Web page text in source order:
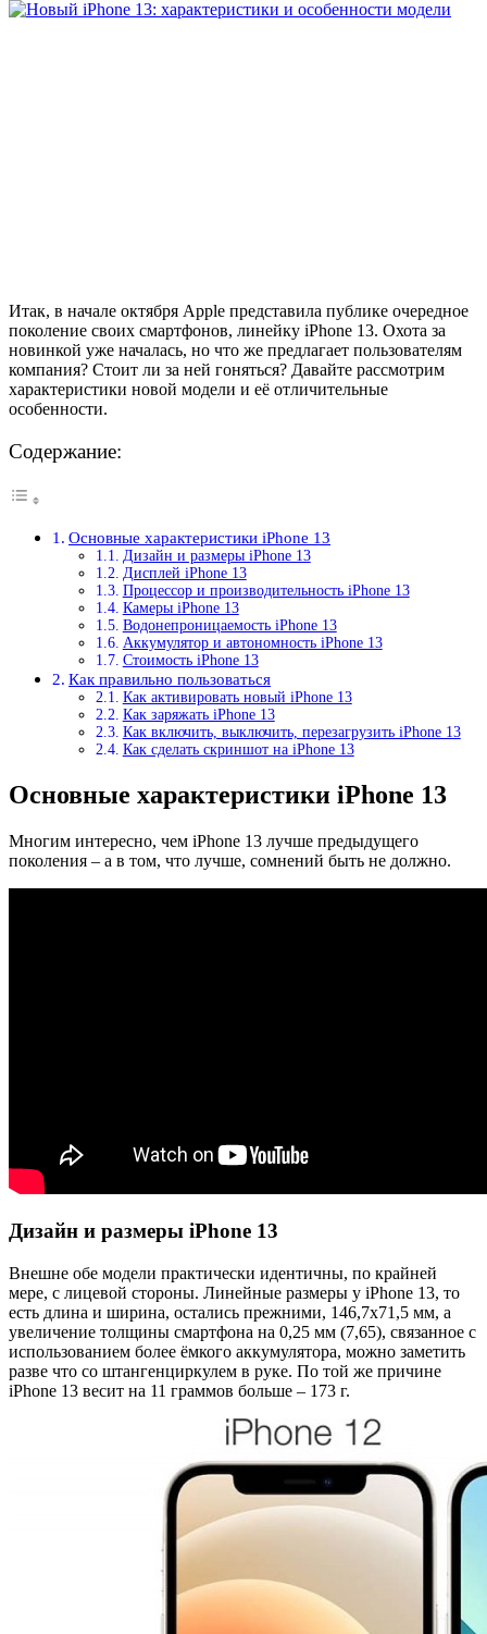
Итак, в начале октября Apple представила публике очередное
поколение своих смартфонов, линейку iPhone 13. Охота за
новинкой уже началась, но что же предлагает пользователям
компания? Стоит ли за ней гоняться? Давайте рассмотрим
характеристики новой модели и её отличительные
особенности.
Содержание:
Основные характеристики iPhone 13
Дизайн и размеры iPhone 13
Дисплей iPhone 13
Процессор и производительность iPhone 13
Камеры iPhone 13
Водонепроницаемость iPhone 13
Аккумулятор и автономность iPhone 13
Стоимость iPhone 13
Как правильно пользоваться
Как активировать новый iPhone 13
Как заряжать iPhone 13
Как включить, выключить, перезагрузить iPhone 13
Как сделать скриншот на iPhone 13
Основные характеристики iPhone 13
Многим интересно, чем iPhone 13 лучше предыдущего
поколения – а в том, что лучше, сомнений быть не должно.
Дизайн и размеры iPhone 13
Внешне обе модели практически идентичны, по крайней
мере, с лицевой стороны. Линейные размеры у iPhone 13, то
есть длина и ширина, остались прежними, 146,7х71,5 мм, а
увеличение толщины смартфона на 0,25 мм (7,65), связанное с
использованием более ёмкого аккумулятора, можно заметить
разве что со штангенциркулем в руке. По той же причине
iPhone 13 весит на 11 граммов больше – 173 г.